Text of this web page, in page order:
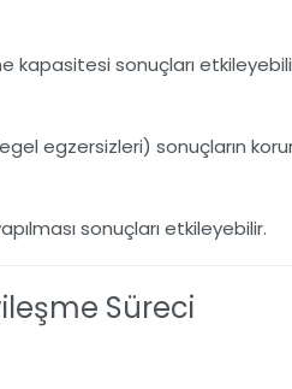
kapasitesi sonuçları
egzersizleri) sonuçların
sonuçları etkileyebilir.
Süreci